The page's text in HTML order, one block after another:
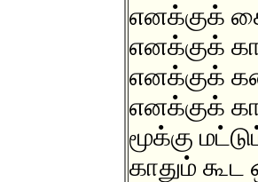
எனக்குக்
எனக்குக்
எனக்குக்
எனக்குக்
மூக்கு
காதும் கூட